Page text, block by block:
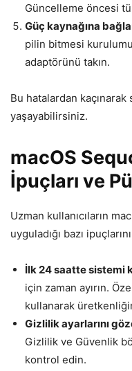
Güncelleme öncesi
Güç kaynağına
pilin bitmesi
adaptörünü takın.
Bu hatalardan
yaşayabilirsiniz.
macOS
İpuçları ve
Uzman kullanıcıların
uyguladığı bazı
İlk 24 saatte sistemi
için zaman ayırın.
kullanarak
Gizlilik ayarlarını
Gizlilik ve Güvenlik
kontrol edin.